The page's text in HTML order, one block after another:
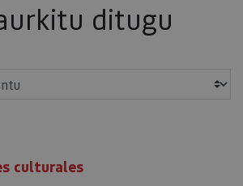
ditugu
culturales